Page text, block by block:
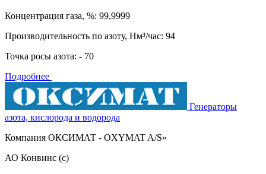
Концентрация газа, %: 99,9999
Производительность по азоту, Нм³/час: 94
Точка росы азота: - 70
Подробнее
Генераторы
азота, кислорода и водорода
Компания ОКСИМАТ - OXYMAT A/S»
АО Конвинс (с)